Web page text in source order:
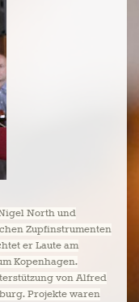
North und
Zupfinstrumenten
er Laute am
Kopenhagen.
von Alfred
Projekte waren